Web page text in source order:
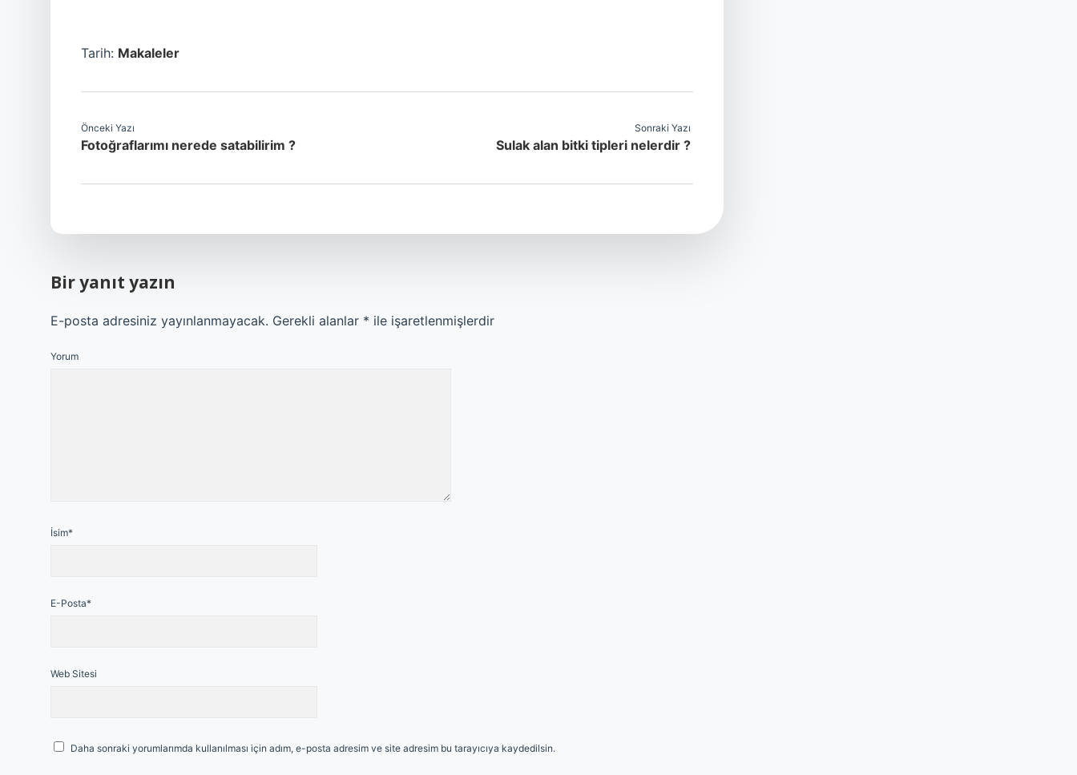
Tarih: Makaleler
Önceki Yazı
Fotoğraflarımı nerede satabilirim ?
Sonraki Yazı
Sulak alan bitki tipleri nelerdir ?
Bir yanıt yazın
E-posta adresiniz yayınlanmayacak. Gerekli alanlar * ile işaretlenmişlerdir
Yorum
İsim*
E-Posta*
Web Sitesi
Daha sonraki yorumlarımda kullanılması için adım, e-posta adresim ve site adresim bu tarayıcıya kaydedilsin.